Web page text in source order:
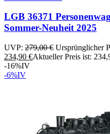
LGB 36371
Sommer-Neuheit 2025
UVP: 279,00€ Ursprünglicher
234,90 €Aktueller Preis ist:
-16%IV
-6%IV